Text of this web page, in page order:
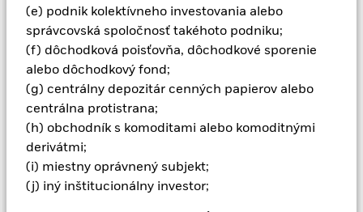
(e) podnik kolektívneho investovania alebo
správcovská spoločnosť takéhoto podniku;
(f) dôchodková poisťovňa, dôchodkové sporenie
alebo dôchodkový fond;
(g) centrálny depozitár cenných papierov alebo
centrálna protistrana;
(h) obchodník s komoditami alebo komoditnými
derivátmi;
(i) miestny oprávnený subjekt;
(j) iný inštitucionálny investor;
Na hodnotu akcií a cenných papierov súvisiacich s akciami
môžu vplývať denné pohyby akciového trhu, politické faktory,
ekonomické správy, príjmy spoločnosti a významné udalosti v
podnikoch. Fond sa snaží vylúčiť spoločnosti zaoberajúce sa
určitými činnosťami, ktoré sú v rozpore s kritériami ESG. Pred
investovaním do fondu preto investori musia uplatniť osobné
etické posúdenie procesu ESG kontroly fondu. ESG kontrola
môže mať negatívny vplyv na hodnotu investícií fondu v
Všetky menovo zabezpečené triedy akcií tohto fondu
používajú deriváty na zabezpečenie menového rizika. Použitie
derivátov pre konkrétnu triedu akcií by mohlo predstavovať